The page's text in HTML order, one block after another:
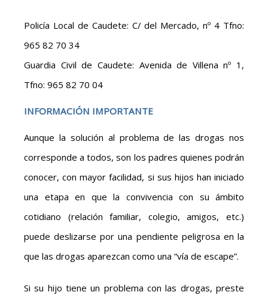
Policía Local de Caudete: C/ del Mercado, nº 4 Tfno:
965 82 70 34
Guardia Civil de Caudete: Avenida de Villena nº 1,
Tfno: 965 82 70 04
INFORMACIÓN IMPORTANTE
Aunque la solución al problema de las drogas nos
corresponde a todos, son los padres quienes podrán
conocer, con mayor facilidad, si sus hijos han iniciado
una etapa en que la convivencia con su ámbito
cotidiano (relación familiar, colegio, amigos, etc.)
puede deslizarse por una pendiente peligrosa en la
que las drogas aparezcan como una “vía de escape”.
Si su hijo tiene un problema con las drogas, preste